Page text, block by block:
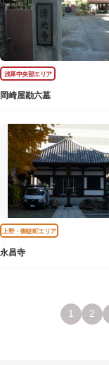
浅草中央部エリア
岡崎屋勘六墓
上野・御徒町エリア
永昌寺
1 2